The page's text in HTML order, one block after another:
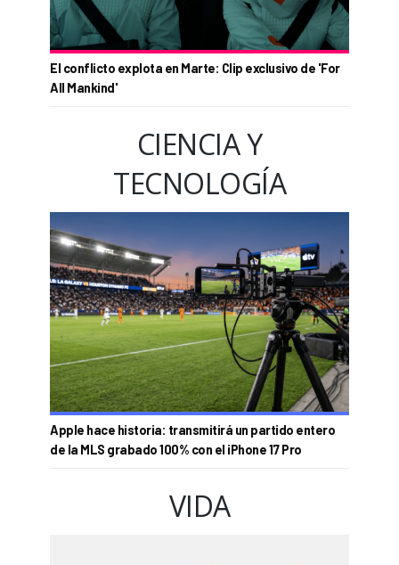
El conflicto explota en Marte: Clip exclusivo de 'For
All Mankind'
CIENCIA Y
TECNOLOGÍA
Apple hace historia: transmitirá un partido entero
de la MLS grabado 100% con el iPhone 17 Pro
VIDA